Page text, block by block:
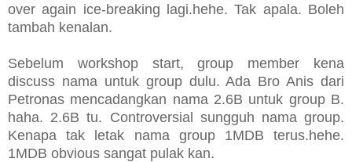
over again ice-breaking lagi.hehe. Tak apala. Boleh
tambah kenalan.
Sebelum workshop start, group member kena
discuss nama untuk group dulu. Ada Bro Anis dari
Petronas mencadangkan nama 2.6B untuk group B.
haha. 2.6B tu. Controversial sungguh nama group.
Kenapa tak letak nama group 1MDB terus.hehe.
1MDB obvious sangat pulak kan.